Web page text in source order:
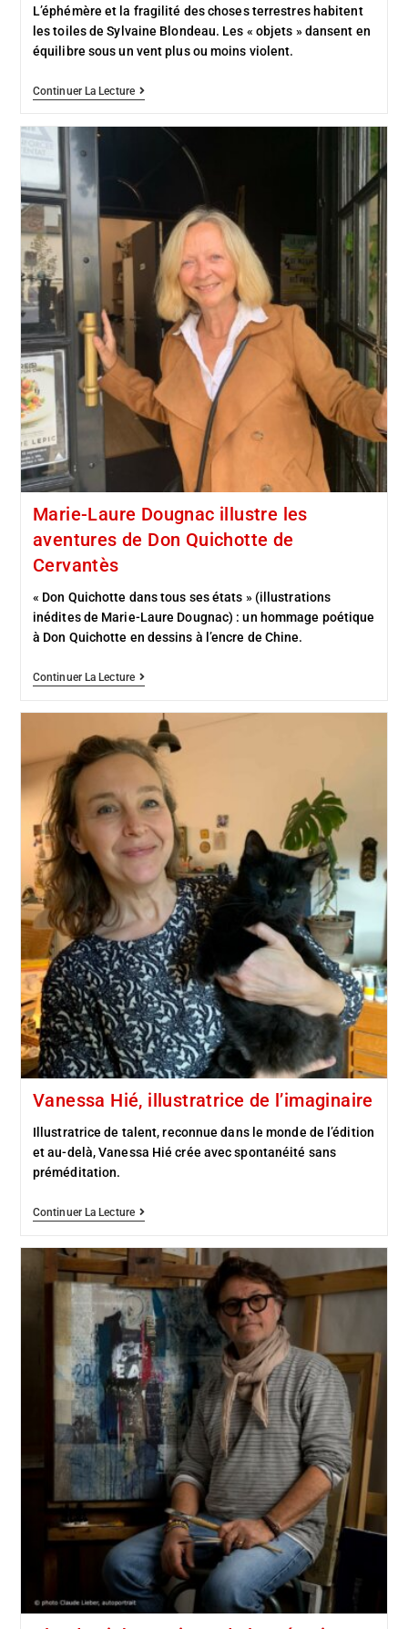
L’éphémère et la fragilité des choses terrestres habitent
les toiles de Sylvaine Blondeau. Les « objets » dansent en
équilibre sous un vent plus ou moins violent.
Continuer La Lecture
Marie-Laure Dougnac illustre les
aventures de Don Quichotte de
Cervantès
« Don Quichotte dans tous ses états » (illustrations
inédites de Marie-Laure Dougnac) : un hommage poétique
à Don Quichotte en dessins à l’encre de Chine.
Continuer La Lecture
Vanessa Hié, illustratrice de l’imaginaire
Illustratrice de talent, reconnue dans le monde de l’édition
et au-delà, Vanessa Hié crée avec spontanéité sans
préméditation.
Continuer La Lecture